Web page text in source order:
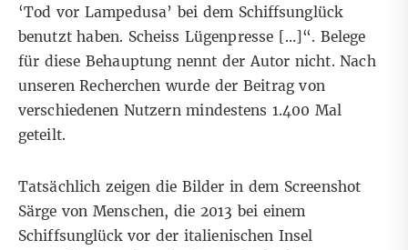
‘Tod vor Lampedusa’ bei dem Schiffsunglück
benutzt haben. Scheiss Lügenpresse […]“. Belege
für diese Behauptung nennt der Autor nicht. Nach
unseren Recherchen wurde der Beitrag von
verschiedenen Nutzern mindestens 1.400 Mal
geteilt.
Tatsächlich zeigen die Bilder in dem Screenshot
Särge von Menschen, die 2013 bei einem
Schiffsunglück vor der italienischen Insel